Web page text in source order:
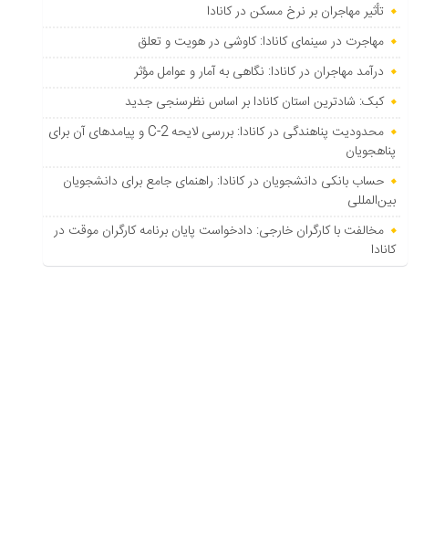
تأثیر مهاجران بر نرخ مسکن در کانادا
مهاجرت در سینمای کانادا: کاوشی در هویت و تعلق
درآمد مهاجران در کانادا: نگاهی به آمار و عوامل مؤثر
کبک: شادترین استان کانادا بر اساس نظرسنجی جدید
محدودیت پناهندگی در کانادا: بررسی لایحه C-2 و پیامدهای آن برای
پناهجویان
حساب بانکی دانشجویان در کانادا: راهنمای جامع برای دانشجویان
بین‌المللی
مخالفت با کارگران خارجی: دادخواست پایان برنامه کارگران موقت در
کانادا